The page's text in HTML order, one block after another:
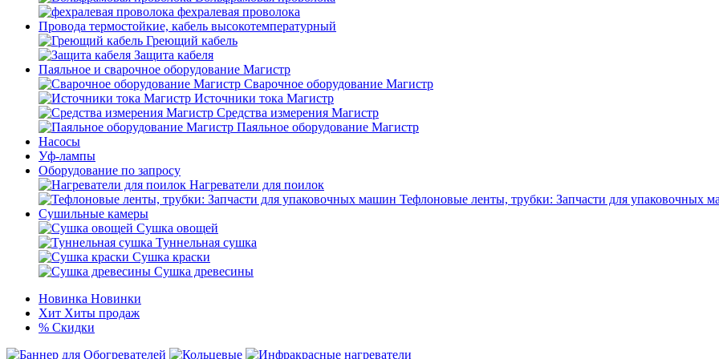
фехралевая проволока
Провода термостойкие, кабель высокотемпературный
Греющий кабель
Защита кабеля
Паяльное и сварочное оборудование Магистр
Сварочное оборудование Магистр
Источники тока Магистр
Средства измерения Магистр
Паяльное оборудование Магистр
Насосы
Уф-лампы
Оборудование по запросу
Нагреватели для поилок
Тефлоновые ленты, трубки: Запчасти для упаковочных
Сушильные камеры
Сушка овощей
Туннельная сушка
Сушка краски
Сушка древесины
Новинка Новинки
Хит Хиты продаж
% Скидки